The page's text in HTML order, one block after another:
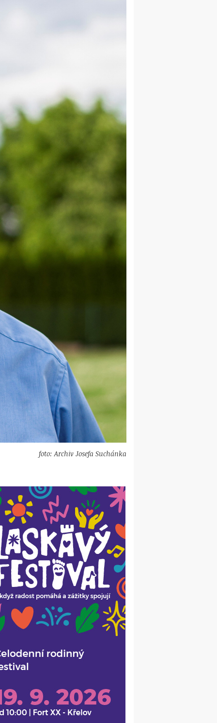
foto: Archiv Josefa Suchánka